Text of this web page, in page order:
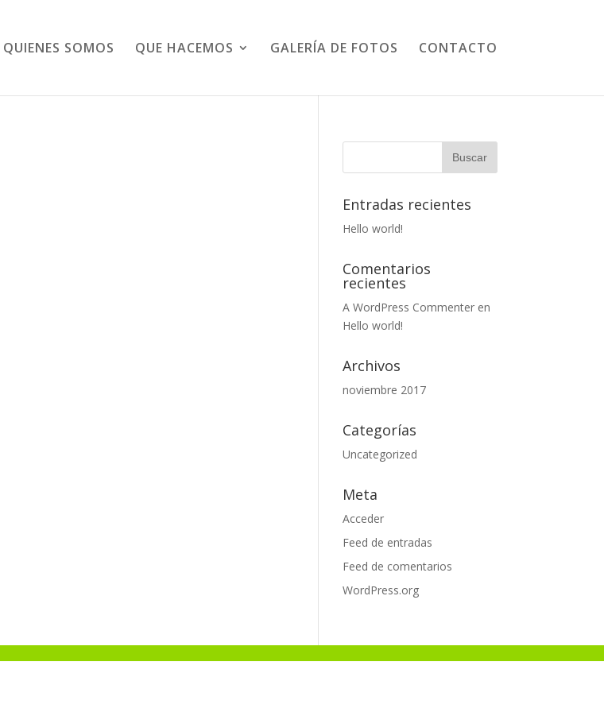
QUIENES SOMOS QUE HACEMOS GALERÍA DE FOTOS CONTACTO
Entradas recientes
Hello world!
Comentarios
recientes
A WordPress Commenter en
Hello world!
Archivos
noviembre 2017
Categorías
Uncategorized
Meta
Acceder
Feed de entradas
Feed de comentarios
WordPress.org